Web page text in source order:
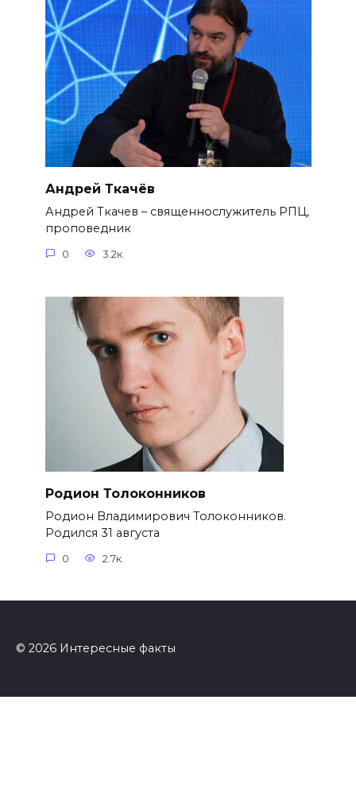
Андрей Ткачёв
Андрей Ткачев – священнослужитель РПЦ,
проповедник
0 3.2к.
Родион Толоконников
Родион Владимирович Толоконников.
Родился 31 августа
0 2.7к.
© 2026 Интересные факты